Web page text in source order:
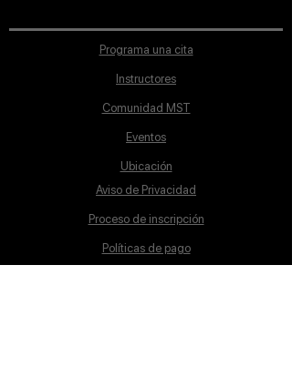
Programa una cita
Instructores
Comunidad MST
Eventos
Ubicación
Aviso de Privacidad
Proceso de inscripción
Políticas de pago